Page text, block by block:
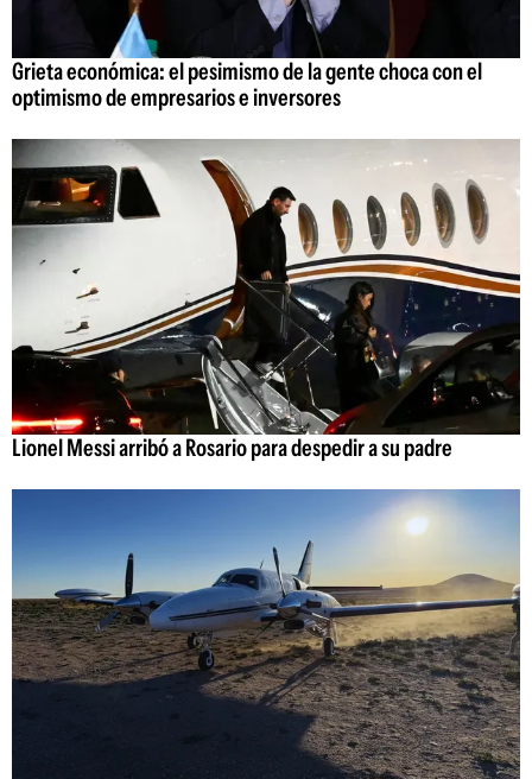
Grieta económica: el pesimismo de la gente choca con el
optimismo de empresarios e inversores
Lionel Messi arribó a Rosario para despedir a su padre